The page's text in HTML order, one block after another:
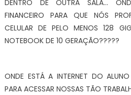
DENTRO DE OUTRA SALA…
FINANCEIRO PARA QUE NÓS
CELULAR DE PELO MENOS 128
NOTEBOOK DE 10 GERAÇÃO?????
ONDE ESTÁ A INTERNET DO
PARA ACESSAR NOSSAS TÃO